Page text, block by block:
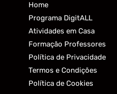
Home
Programa DigitALL
Atividades em Casa
Formação Professores
Política de Privacidade
Termos e Condições
Política de Cookies